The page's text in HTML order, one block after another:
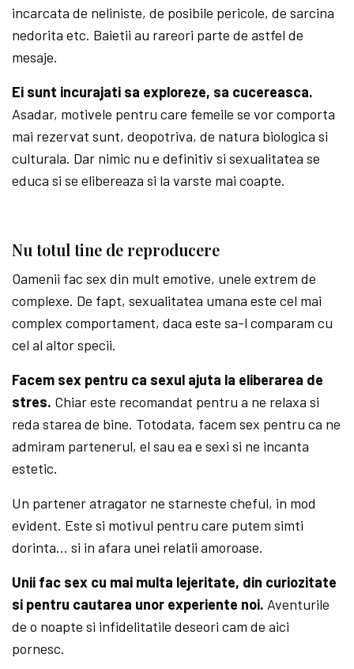
incarcata de neliniste, de posibile pericole, de sarcina
nedorita etc. Baietii au rareori parte de astfel de
mesaje.
Ei sunt incurajati sa exploreze, sa cucereasca.
Asadar, motivele pentru care femeile se vor comporta
mai rezervat sunt, deopotriva, de natura biologica si
culturala. Dar nimic nu e definitiv si sexualitatea se
educa si se elibereaza si la varste mai coapte.
Nu totul tine de reproducere
Oamenii fac sex din mult emotive, unele extrem de
complexe. De fapt, sexualitatea umana este cel mai
complex comportament, daca este sa-l comparam cu
cel al altor specii.
Facem sex pentru ca sexul ajuta la eliberarea de
stres. Chiar este recomandat pentru a ne relaxa si
reda starea de bine. Totodata, facem sex pentru ca ne
admiram partenerul, el sau ea e sexi si ne incanta
estetic.
Un partener atragator ne starneste cheful, in mod
evident. Este si motivul pentru care putem simti
dorinta… si in afara unei relatii amoroase.
Unii fac sex cu mai multa lejeritate, din curiozitate
si pentru cautarea unor experiente noi. Aventurile
de o noapte si infidelitatile deseori cam de aici
pornesc.